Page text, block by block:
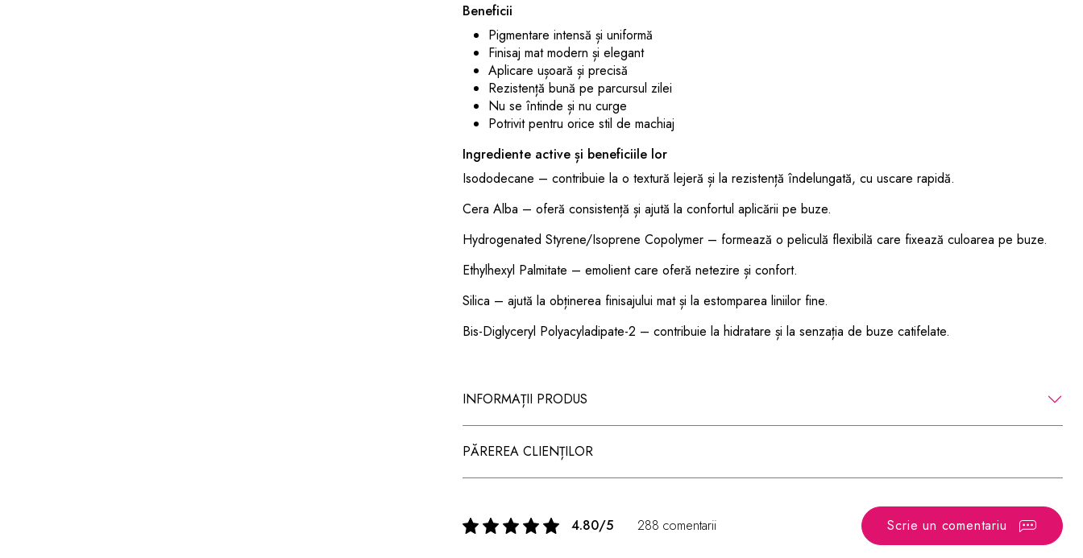
Beneficii
Pigmentare intensă și uniformă
Finisaj mat modern și elegant
Aplicare ușoară și precisă
Rezistență bună pe parcursul zilei
Nu se întinde și nu curge
Potrivit pentru orice stil de machiaj
Ingrediente active și beneficiile lor
Isododecane – contribuie la o textură lejeră și la rezistență îndelungată, cu uscare rapidă.
Cera Alba – oferă consistență și ajută la confortul aplicării pe buze.
Hydrogenated Styrene/Isoprene Copolymer – formează o peliculă flexibilă care fixează culoarea pe buze.
Ethylhexyl Palmitate – emolient care oferă netezire și confort.
Silica – ajută la obținerea finisajului mat și la estomparea liniilor fine.
Bis-Diglyceryl Polyacyladipate-2 – contribuie la hidratare și la senzația de buze catifelate.
INFORMAȚII PRODUS
PĂREREA CLIENȚILOR
4.80/5 288 comentarii Scrie un comentariu